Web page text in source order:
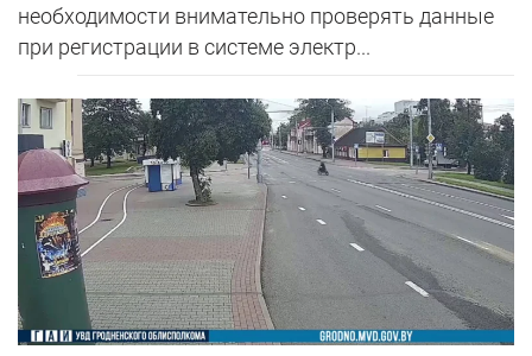
необходимости внимательно проверять данные
при регистрации в системе электр...